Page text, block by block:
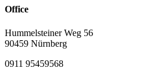
Office
Hummelsteiner Weg 56
90459 Nürnberg
0911 95459568